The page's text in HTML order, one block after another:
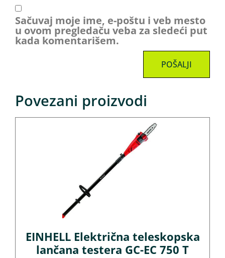
Sačuvaj moje ime, e-poštu i veb mesto
u ovom pregledaču veba za sledeći put
kada komentarišem.
Povezani proizvodi
EINHELL Električna teleskopska
lančana testera GC-EC 750 T